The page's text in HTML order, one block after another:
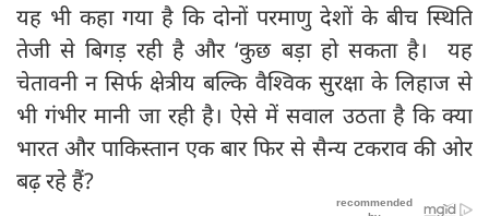
यह भी कहा गया है कि दोनों परमाणु देशों के बीच स्थिति
तेजी से बिगड़ रही है और ‘कुछ बड़ा हो सकता है। यह
चेतावनी न सिर्फ क्षेत्रीय बल्कि वैश्विक सुरक्षा के लिहाज से
भी गंभीर मानी जा रही है। ऐसे में सवाल उठता है कि क्या
भारत और पाकिस्तान एक बार फिर से सैन्य टकराव की ओर
बढ़ रहे हैं?